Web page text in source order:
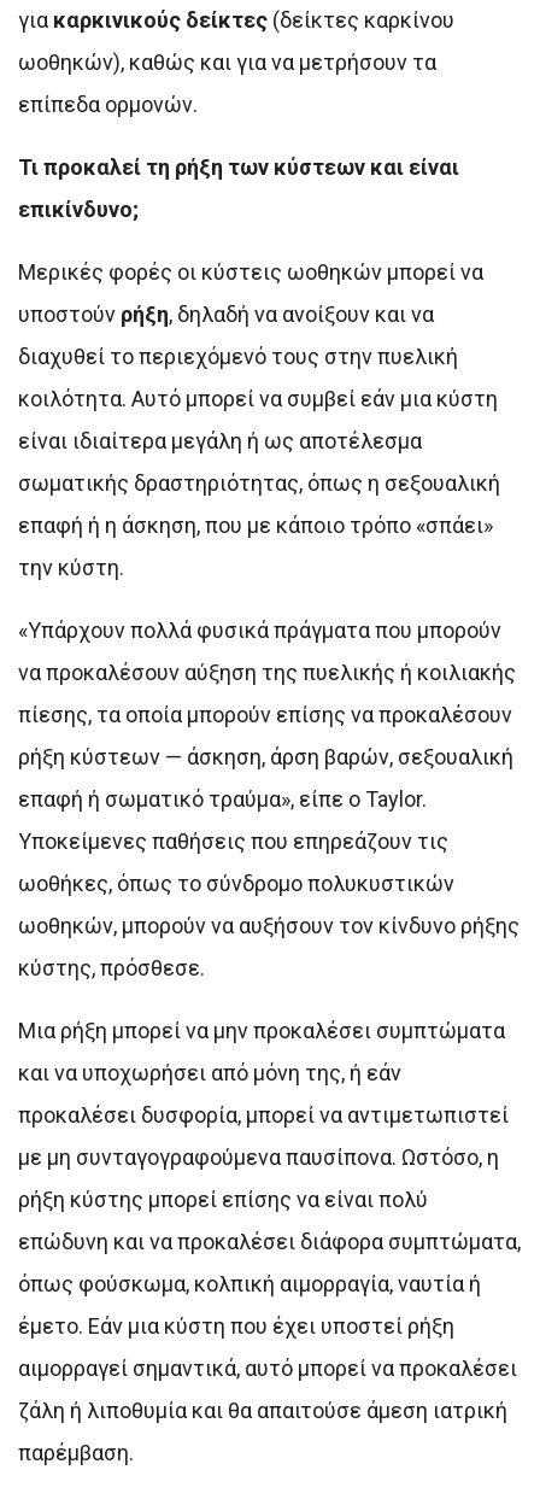
για καρκινικούς δείκτες (δείκτες καρκίνου
ωοθηκών), καθώς και για να μετρήσουν τα
επίπεδα ορμονών.
Τι προκαλεί τη ρήξη των κύστεων και είναι
επικίνδυνο;
Μερικές φορές οι κύστεις ωοθηκών μπορεί να
υποστούν ρήξη, δηλαδή να ανοίξουν και να
διαχυθεί το περιεχόμενό τους στην πυελική
κοιλότητα. Αυτό μπορεί να συμβεί εάν μια κύστη
είναι ιδιαίτερα μεγάλη ή ως αποτέλεσμα
σωματικής δραστηριότητας, όπως η σεξουαλική
επαφή ή η άσκηση, που με κάποιο τρόπο «σπάει»
την κύστη.
«Υπάρχουν πολλά φυσικά πράγματα που μπορούν
να προκαλέσουν αύξηση της πυελικής ή κοιλιακής
πίεσης, τα οποία μπορούν επίσης να προκαλέσουν
ρήξη κύστεων — άσκηση, άρση βαρών, σεξουαλική
επαφή ή σωματικό τραύμα», είπε ο Taylor.
Υποκείμενες παθήσεις που επηρεάζουν τις
ωοθήκες, όπως το σύνδρομο πολυκυστικών
ωοθηκών, μπορούν να αυξήσουν τον κίνδυνο ρήξης
κύστης, πρόσθεσε.
Μια ρήξη μπορεί να μην προκαλέσει συμπτώματα
και να υποχωρήσει από μόνη της, ή εάν
προκαλέσει δυσφορία, μπορεί να αντιμετωπιστεί
με μη συνταγογραφούμενα παυσίπονα. Ωστόσο, η
ρήξη κύστης μπορεί επίσης να είναι πολύ
επώδυνη και να προκαλέσει διάφορα συμπτώματα,
όπως φούσκωμα, κολπική αιμορραγία, ναυτία ή
έμετο. Εάν μια κύστη που έχει υποστεί ρήξη
αιμορραγεί σημαντικά, αυτό μπορεί να προκαλέσει
ζάλη ή λιποθυμία και θα απαιτούσε άμεση ιατρική
παρέμβαση.